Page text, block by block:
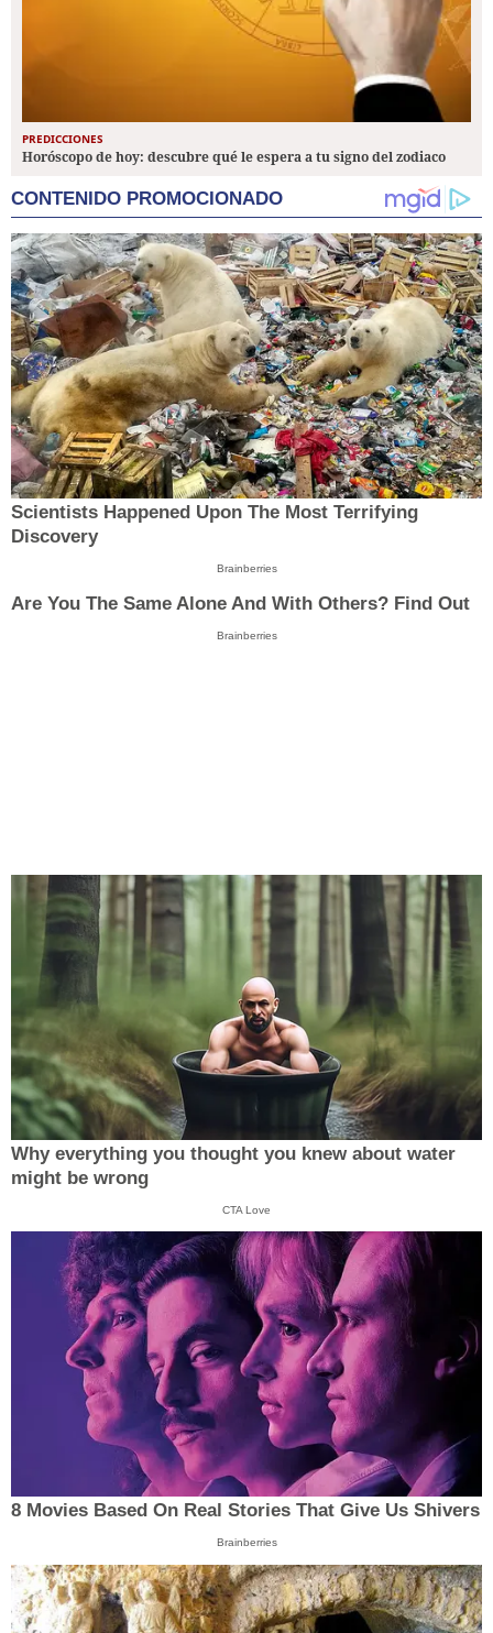
PREDICCIONES
Horóscopo de hoy: descubre qué le espera a tu signo del zodiaco
CONTENIDO PROMOCIONADO
Scientists Happened Upon The Most Terrifying
Discovery
Brainberries
Are You The Same Alone And With Others? Find Out
Brainberries
Why everything you thought you knew about water
might be wrong
CTA Love
8 Movies Based On Real Stories That Give Us Shivers
Brainberries